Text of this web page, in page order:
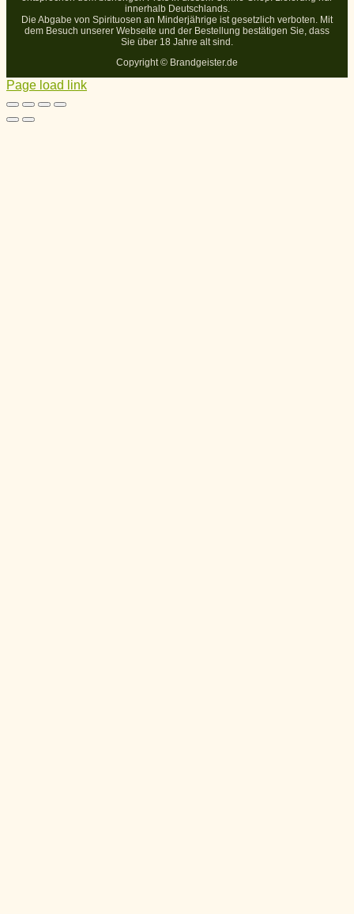
innerhalb Deutschlands.
Die Abgabe von Spirituosen an Minderjährige ist gesetzlich verboten. Mit
dem Besuch unserer Webseite und der Bestellung bestätigen Sie, dass
Sie über 18 Jahre alt sind.
Copyright © Brandgeister.de
Page load link